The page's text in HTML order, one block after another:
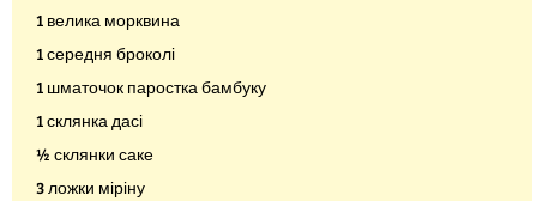
1 велика морквина
1 середня броколі
1 шматочок паростка бамбуку
1 склянка дасі
½ склянки саке
3 ложки міріну